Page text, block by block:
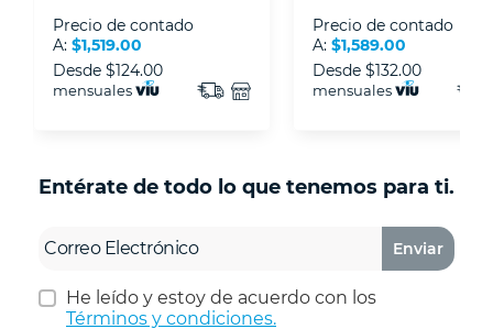
Precio de contado
A: $1,519.00
Desde $124.00
mensuales
Precio de contado
A: $1,589.00
Desde $132.00
mensuales
Entérate de todo lo que tenemos para ti.
Enviar
He leído y estoy de acuerdo con los
Términos y condiciones.